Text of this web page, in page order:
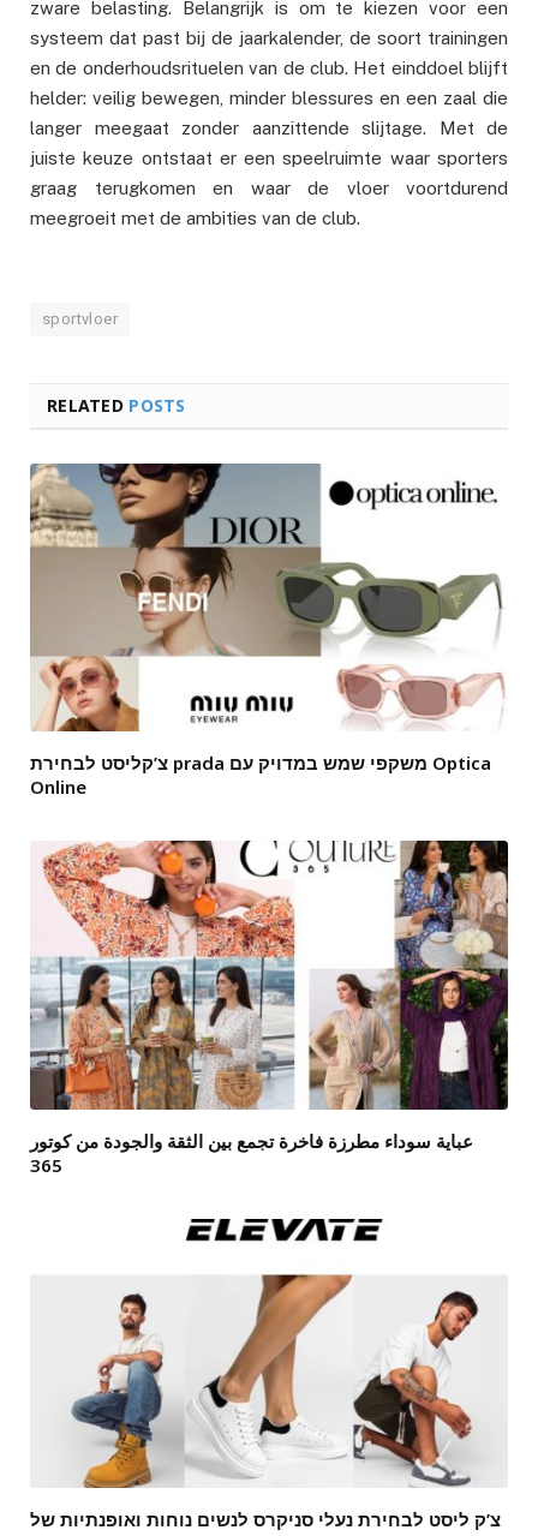
zware belasting. Belangrijk is om te kiezen voor een
systeem dat past bij de jaarkalender, de soort trainingen
en de onderhoudsrituelen van de club. Het einddoel blijft
helder: veilig bewegen, minder blessures en een zaal die
langer meegaat zonder aanzittende slijtage. Met de
juiste keuze ontstaat er een speelruimte waar sporters
graag terugkomen en waar de vloer voortdurend
meegroeit met de ambities van de club.
sportvloer
RELATED POSTS
צ’קליסט לבחירת prada משקפי שמש במדויק עם Optica
Online
عباية سوداء مطرزة فاخرة تجمع بين الثقة والجودة من كوتور
365
צ’ק ליסט לבחירת נעלי סניקרס לנשים נוחות ואופנתיות של